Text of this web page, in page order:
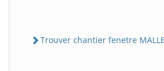
Trouver chantier fenetre